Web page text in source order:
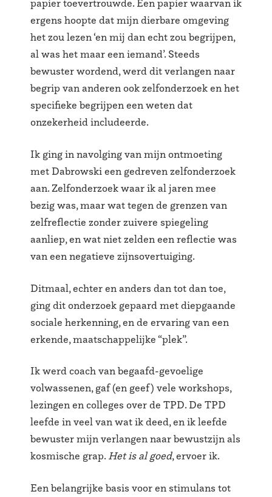
papier toevertrouwde. Een papier waarvan ik
ergens hoopte dat mijn dierbare omgeving
het zou lezen ‘en mij dan echt zou begrijpen,
al was het maar een iemand’. Steeds
bewuster wordend, werd dit verlangen naar
begrip van anderen ook zelfonderzoek en het
specifieke begrijpen een weten dat
onzekerheid includeerde.
Ik ging in navolging van mijn ontmoeting
met Dabrowski een gedreven zelfonderzoek
aan. Zelfonderzoek waar ik al jaren mee
bezig was, maar wat tegen de grenzen van
zelfreflectie zonder zuivere spiegeling
aanliep, en wat niet zelden een reflectie was
van een negatieve zijnsovertuiging.
Ditmaal, echter en anders dan tot dan toe,
ging dit onderzoek gepaard met diepgaande
sociale herkenning, en de ervaring van een
erkende, maatschappelijke “plek”.
Ik werd coach van begaafd-gevoelige
volwassenen, gaf (en geef) vele workshops,
lezingen en colleges over de TPD. De TPD
leefde in veel van wat ik deed, en ik leefde
bewuster mijn verlangen naar bewustzijn als
kosmische grap. Het is al goed, ervoer ik.
Een belangrijke basis voor en stimulans tot